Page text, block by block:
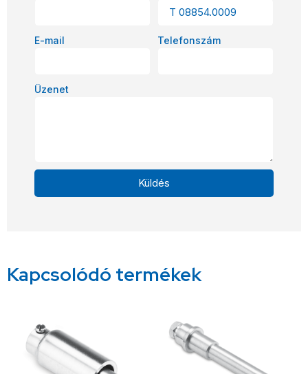
E-mail Telefonszám
Üzenet
Küldés
Kapcsolódó termékek